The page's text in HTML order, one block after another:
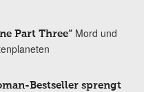
Part Three“ Mord und
Bestseller sprengt